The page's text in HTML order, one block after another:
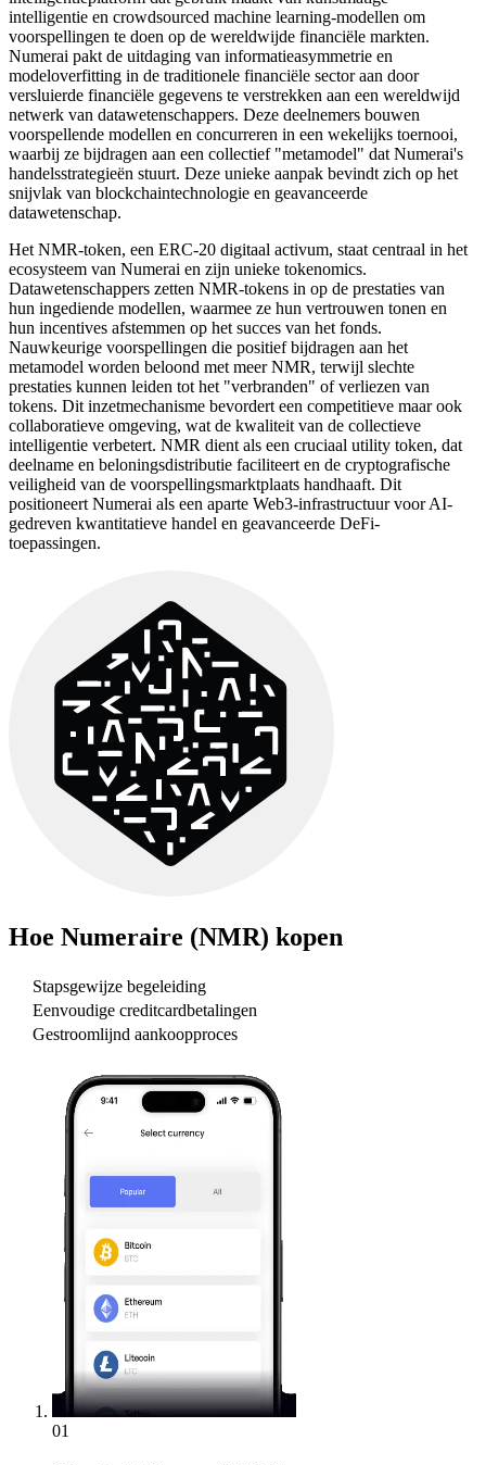
intelligentie en crowdsourced machine learning-modellen om
voorspellingen te doen op de wereldwijde financiële markten.
Numerai pakt de uitdaging van informatieasymmetrie en
modeloverfitting in de traditionele financiële sector aan door
versluierde financiële gegevens te verstrekken aan een wereldwijd
netwerk van datawetenschappers. Deze deelnemers bouwen
voorspellende modellen en concurreren in een wekelijks toernooi,
waarbij ze bijdragen aan een collectief "metamodel" dat Numerai's
handelsstrategieën stuurt. Deze unieke aanpak bevindt zich op het
snijvlak van blockchaintechnologie en geavanceerde
datawetenschap.
Het NMR-token, een ERC-20 digitaal activum, staat centraal in het
ecosysteem van Numerai en zijn unieke tokenomics.
Datawetenschappers zetten NMR-tokens in op de prestaties van
hun ingediende modellen, waarmee ze hun vertrouwen tonen en
hun incentives afstemmen op het succes van het fonds.
Nauwkeurige voorspellingen die positief bijdragen aan het
metamodel worden beloond met meer NMR, terwijl slechte
prestaties kunnen leiden tot het "verbranden" of verliezen van
tokens. Dit inzetmechanisme bevordert een competitieve maar ook
collaboratieve omgeving, wat de kwaliteit van de collectieve
intelligentie verbetert. NMR dient als een cruciaal utility token, dat
deelname en beloningsdistributie faciliteert en de cryptografische
veiligheid van de voorspellingsmarktplaats handhaaft. Dit
positioneert Numerai als een aparte Web3-infrastructuur voor AI-
gedreven kwantitatieve handel en geavanceerde DeFi-
toepassingen.
Hoe Numeraire (NMR) kopen
Stapsgewijze begeleiding
Eenvoudige creditcardbetalingen
Gestroomlijnd aankoopproces
01